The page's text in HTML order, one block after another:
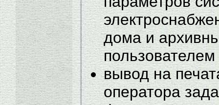
дома и
вывод на
оператора